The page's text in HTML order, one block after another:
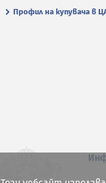
Профил на купувача в